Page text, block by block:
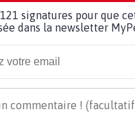
signatures pour que
dans la newsletter